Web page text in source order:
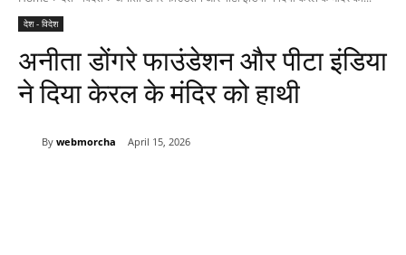
देश - विदेश
अनीता डोंगरे फाउंडेशन और पीटा इंडिया
ने दिया केरल के मंदिर को हाथी
By webmorcha April 15, 2026